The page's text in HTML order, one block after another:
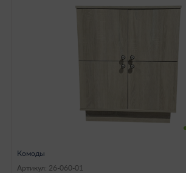
Комоды
Артикул: 26-060-01